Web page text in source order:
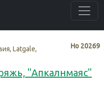
Нo 20269
Latgale,
"Апкалнмаяс"